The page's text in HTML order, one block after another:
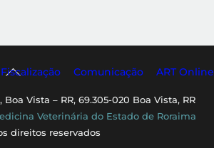
Back
Top
Fiscalização Comunicação ART Online
Vista – RR, 69.305-020 Boa Vista, RR
Veterinária do Estado de Roraima
direitos reservados